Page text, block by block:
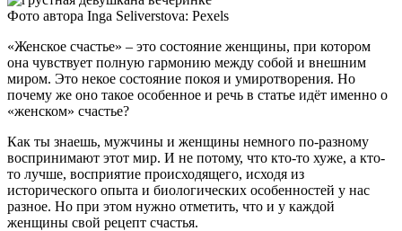
Фото автора Inga Seliverstova: Pexels
«Женское счастье» – это состояние женщины, при котором
она чувствует полную гармонию между собой и внешним
миром. Это некое состояние покоя и умиротворения. Но
почему же оно такое особенное и речь в статье идёт именно о
«женском» счастье?
Как ты знаешь, мужчины и женщины немного по-разному
воспринимают этот мир. И не потому, что кто-то хуже, а кто-
то лучше, восприятие происходящего, исходя из
исторического опыта и биологических особенностей у нас
разное. Но при этом нужно отметить, что и у каждой
женщины свой рецепт счастья.